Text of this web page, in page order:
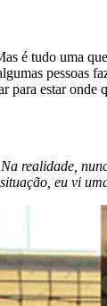
é tudo uma
estar
realidade,
eu vi